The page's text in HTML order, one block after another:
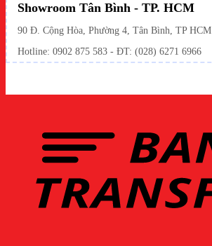
Showroom Tân Bình - TP. HCM
90 Đ. Cộng Hòa, Phường 4, Tân Bình, TP HCM
Hotline: 0902 875 583 - ĐT: (028) 6271 6966